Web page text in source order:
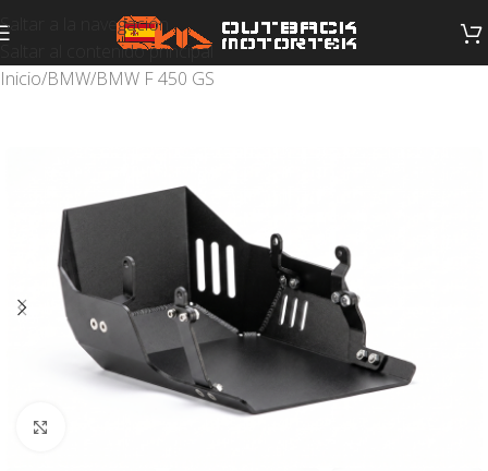
Saltar a la navegación
Saltar al contenido principal
Inicio/BMW/BMW F 450 GS